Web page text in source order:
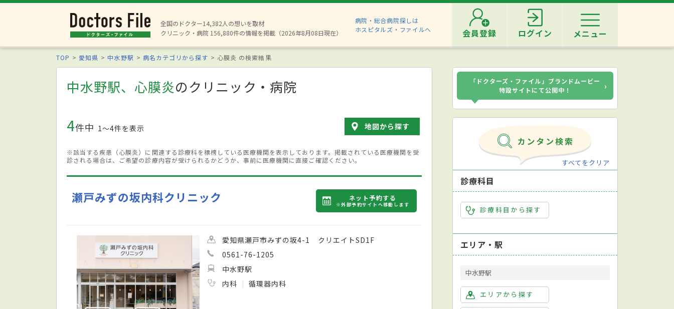
全国のドクター14,382人の想いを取材
クリニック・病院 156,880件の情報を掲載（2026年8月08日現在）
病院・総合病院探しは
ホスピタルズ・ファイルへ
会員登録 ログイン メニュー
TOP 愛知県 中水野駅 病名カテゴリから探す 心膜炎 の検索結果
中水野駅、心膜炎のクリニック・病院
4件中 1〜4件を表示 地図から探す
※該当する疾患（心膜炎）に関連する診療科を標榜している医療機関を表示しております。掲載されている医療機関を受
診される場合は、ご希望の診療内容が受けられるかどうか、事前に医療機関に直接ご確認ください。
瀬戸みずの坂内科クリニック ネット予約する
※外部予約サイトへ移動します
愛知県瀬戸市みずの坂4-1 クリエイトSD1F
0561-76-1205
中水野駅
内科
循環器内科
「ドクターズ・ファイル」ブランドムービー
特設サイトにて公開中！
›
すべてをクリア
診療科目
診療科目から探す
エリア・駅
中水野駅
エリアから探す